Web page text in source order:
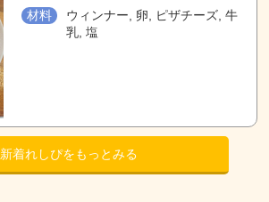
材料
ウィンナー, 卵, ピザチーズ, 牛
乳, 塩
新着れしぴをもっとみる